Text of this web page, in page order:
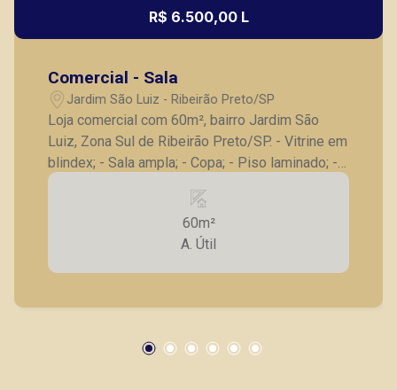
R$ 6.500,00 L
Comercial - Sala
Jardim São Luiz - Ribeirão Preto/SP
Loja comercial com 60m², bairro Jardim São
Luiz, Zona Sul de Ribeirão Preto/SP. - Vitrine em
blindex; - Sala ampla; - Copa; - Piso laminado; -
Estacionamento para cliente. A Piramid tem
como objetivo atender seus clientes com
agilidade e segurança, em locação, vendas de
imóveis prontos, usados ou mesmo nos
principais lançamentos da cidade de Ribeirão
60m²
A. Útil